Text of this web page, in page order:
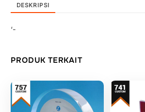
DESKRIPSI
‘-
PRODUK TERKAIT